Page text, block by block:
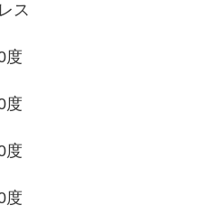
ス
度
度
度
度